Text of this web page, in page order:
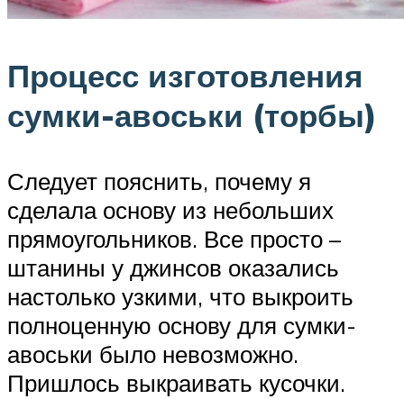
Процесс изготовления
сумки-авоськи (торбы)
Следует пояснить, почему я
сделала основу из небольших
прямоугольников. Все просто –
штанины у джинсов оказались
настолько узкими, что выкроить
полноценную основу для сумки-
авоськи было невозможно.
Пришлось выкраивать кусочки.